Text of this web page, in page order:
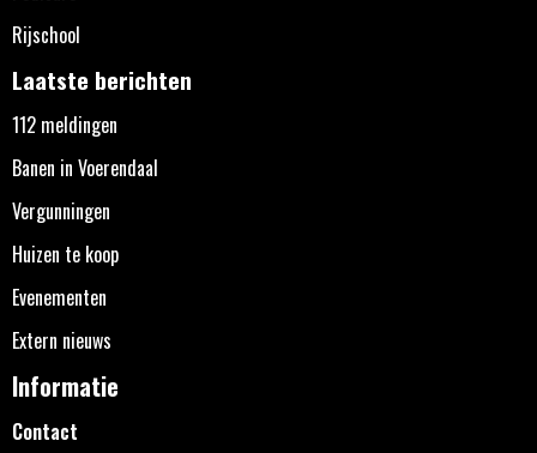
Rijschool
Laatste berichten
112 meldingen
Banen in Voerendaal
Vergunningen
Huizen te koop
Evenementen
Extern nieuws
Informatie
Contact